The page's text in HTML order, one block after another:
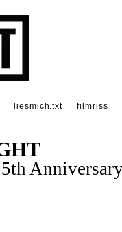
liesmich.txt filmriss